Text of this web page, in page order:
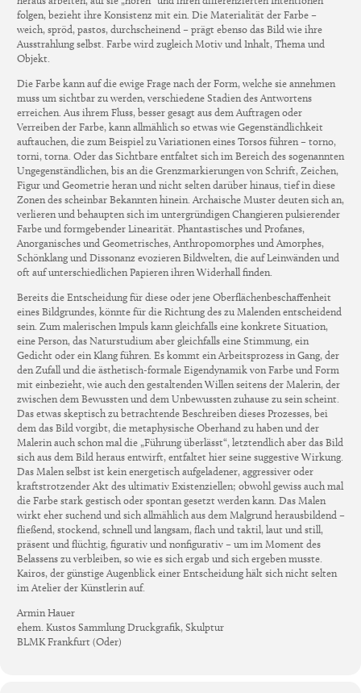
folgen, bezieht ihre Konsistenz mit ein. Die Materialität der Farbe –
weich, spröd, pastos, durchscheinend – prägt ebenso das Bild wie ihre
Ausstrahlung selbst. Farbe wird zugleich Motiv und Inhalt, Thema und
Objekt.
Die Farbe kann auf die ewige Frage nach der Form, welche sie annehmen
muss um sichtbar zu werden, verschiedene Stadien des Antwortens
erreichen. Aus ihrem Fluss, besser gesagt aus dem Auftragen oder
Verreiben der Farbe, kann allmählich so etwas wie Gegenständlichkeit
auftauchen, die zum Beispiel zu Variationen eines Torsos führen – torno,
torni, torna. Oder das Sichtbare entfaltet sich im Bereich des sogenannten
Ungegenständlichen, bis an die Grenzmarkierungen von Schrift, Zeichen,
Figur und Geometrie heran und nicht selten darüber hinaus, tief in diese
Zonen des scheinbar Bekannten hinein. Archaische Muster deuten sich an,
verlieren und behaupten sich im untergründigen Changieren pulsierender
Farbe und formgebender Linearität. Phantastisches und Profanes,
Anorganisches und Geometrisches, Anthropomorphes und Amorphes,
Schönklang und Dissonanz evozieren Bildwelten, die auf Leinwänden und
oft auf unterschiedlichen Papieren ihren Widerhall finden.
Bereits die Entscheidung für diese oder jene Oberflächenbeschaffenheit
eines Bildgrundes, könnte für die Richtung des zu Malenden entscheidend
sein. Zum malerischen Impuls kann gleichfalls eine konkrete Situation,
eine Person, das Naturstudium aber gleichfalls eine Stimmung, ein
Gedicht oder ein Klang führen. Es kommt ein Arbeitsprozess in Gang, der
den Zufall und die ästhetisch-formale Eigendynamik von Farbe und Form
mit einbezieht, wie auch den gestaltenden Willen seitens der Malerin, der
zwischen dem Bewussten und dem Unbewussten zuhause zu sein scheint.
Das etwas skeptisch zu betrachtende Beschreiben dieses Prozesses, bei
dem das Bild vorgibt, die metaphysische Oberhand zu haben und der
Malerin auch schon mal die „Führung überlässt“, letztendlich aber das Bild
sich aus dem Bild heraus entwirft, entfaltet hier seine suggestive Wirkung.
Das Malen selbst ist kein energetisch aufgeladener, aggressiver oder
kraftstrotzender Akt des ultimativ Existenziellen; obwohl gewiss auch mal
die Farbe stark gestisch oder spontan gesetzt werden kann. Das Malen
wirkt eher suchend und sich allmählich aus dem Malgrund herausbildend –
fließend, stockend, schnell und langsam, flach und taktil, laut und still,
präsent und flüchtig, figurativ und nonfigurativ – um im Moment des
Belassens zu verbleiben, so wie es sich ergab und sich ergeben musste.
Kairos, der günstige Augenblick einer Entscheidung hält sich nicht selten
im Atelier der Künstlerin auf.
Armin Hauer
ehem. Kustos Sammlung Druckgrafik, Skulptur
BLMK Frankfurt (Oder)